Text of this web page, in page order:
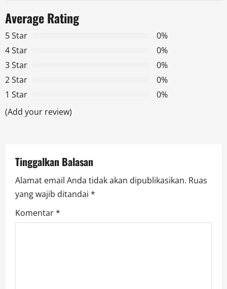
a
v
i
g
a
i
o
n
Average Rating
5 Star
0%
4 Star
0%
3 Star
0%
2 Star
0%
1 Star
0%
(Add your review)
Tinggalkan Balasan
Alamat email Anda tidak akan dipublikasikan. Ruas
yang wajib ditandai *
Komentar*